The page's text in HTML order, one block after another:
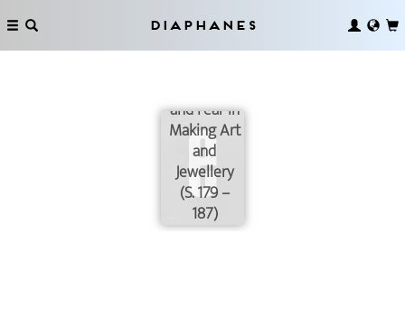
Diaphanes
and Fear in
Making Art
and
Jewellery
(S. 179 –
187)